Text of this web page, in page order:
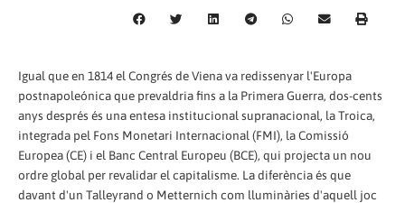
Igual que en 1814 el Congrés de Viena va redissenyar l'Europa
postnapoleónica que prevaldria fins a la Primera Guerra, dos-cents
anys després és una entesa institucional supranacional, la Troica,
integrada pel Fons Monetari Internacional (FMI), la Comissió
Europea (CE) i el Banc Central Europeu (BCE), qui projecta un nou
ordre global per revalidar el capitalisme. La diferència és que
davant d'un Talleyrand o Metternich com lluminàries d'aquell joc